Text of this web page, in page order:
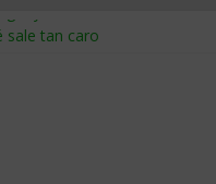
y cobrar en 2026
qué hacer
y venderle